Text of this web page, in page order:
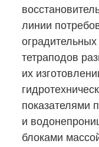
линии
тетраподов
их
показателями
и
блоками